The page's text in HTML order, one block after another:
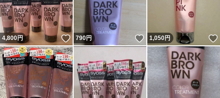
4,800円 いいね！
790円 いいね！
1,050円